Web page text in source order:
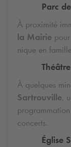
Parc
À proximité
la Mairie
nique en
À quelques
Sartrouville,
concerts.
Église